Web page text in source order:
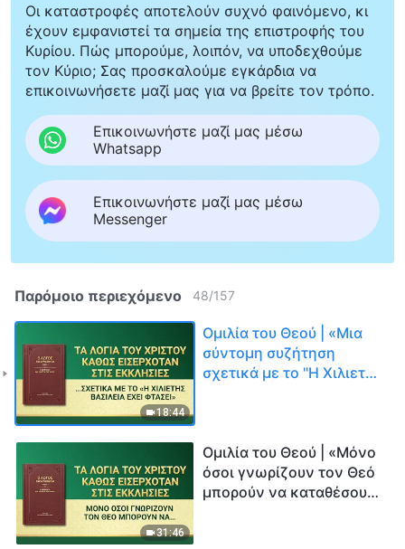
Οι καταστροφές αποτελούν συχνό φαινόμενο, κι
έχουν εμφανιστεί τα σημεία της επιστροφής του
Κυρίου. Πώς μπορούμε, λοιπόν, να υποδεχθούμε
τον Κύριο; Σας προσκαλούμε εγκάρδια να
επικοινωνήσετε μαζί μας για να βρείτε τον τρόπο.
Επικοινωνήστε μαζί μας μέσω
Whatsapp
Επικοινωνήστε μαζί μας μέσω
Messenger
Παρόμοιο περιεχόμενο 48/157
18:44
Ομιλία του Θεού | «Μια
σύντομη συζήτηση
σχετικά με το "Η Χιλιετής
31:46
Ομιλία του Θεού | «Μόνο
όσοι γνωρίζουν τον Θεό
μπορούν να καταθέσουν